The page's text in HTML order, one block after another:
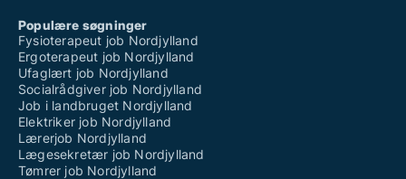
Populære søgninger
Fysioterapeut job Nordjylland
Ergoterapeut job Nordjylland
Ufaglært job Nordjylland
Socialrådgiver job Nordjylland
Job i landbruget Nordjylland
Elektriker job Nordjylland
Lærerjob Nordjylland
Lægesekretær job Nordjylland
Tømrer job Nordjylland